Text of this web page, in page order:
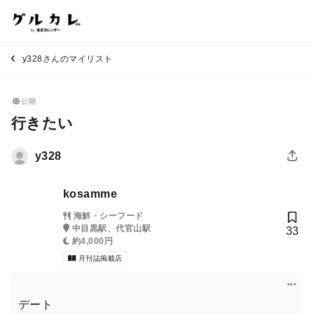
y328さんのマイリスト
公開
行きたい
y328
kosamme
海鮮・シーフード
中目黒駅、代官山駅
約4,000円
月刊誌掲載店
33
デート